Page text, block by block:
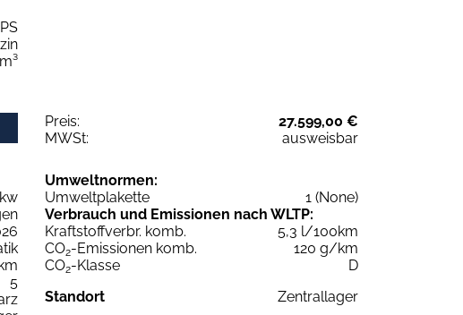
Preis:
27.599,00 €
MWSt:
ausweisbar
5
Umweltnormen:
Umweltplakette
1 (None)
Verbrauch und Emissionen nach WLTP:
Kraftstoffverbr. komb.
5,3 l/100km
CO2-Emissionen komb.
120 g/km
CO2-Klasse
D
Standort
Zentrallager